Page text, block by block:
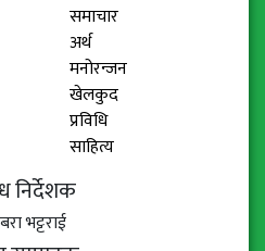
समाचार
अर्थ
मनोरन्जन
खेलकुद
प्रविधि
साहित्य
निर्देशक
भट्टराई